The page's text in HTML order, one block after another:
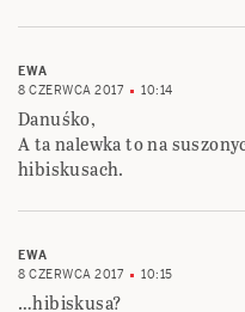
EWA
8 CZERWCA 2017
10:14
Danuśko,
A ta nalewka to na
hibiskusach.
EWA
8 CZERWCA 2017
10:15
…hibiskusa?